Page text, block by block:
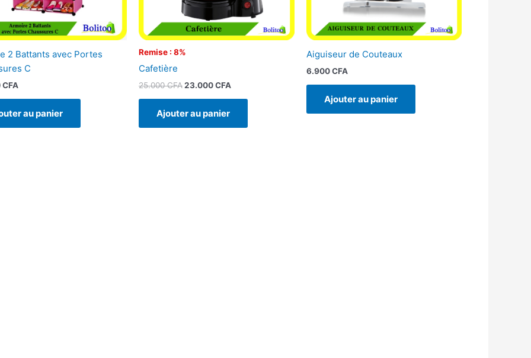
2 Battants avec Portes
C
CFA
au panier
Remise : 8%
Cafetière
25.000CFA23.000CFA
Ajouter au panier
Aiguiseur de Couteaux
6.900CFA
Ajouter au panier